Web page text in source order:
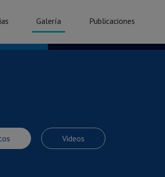
Galería Publicaciones
Videos